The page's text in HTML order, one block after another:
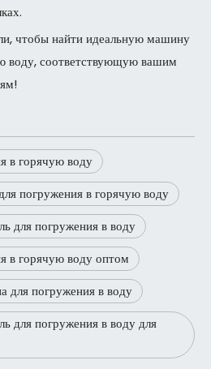
чтобы найти идеальную машину
воду, соответствующую вашим
в горячую воду
погружения в горячую воду
для погружения в воду
в горячую воду оптом
для погружения в воду
для погружения в воду для